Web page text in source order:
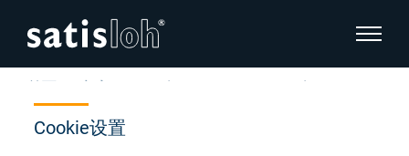
Cookie设置
显示页
隐藏页面导航
首页 商店 P;Periphery;Tools - Centering chucks